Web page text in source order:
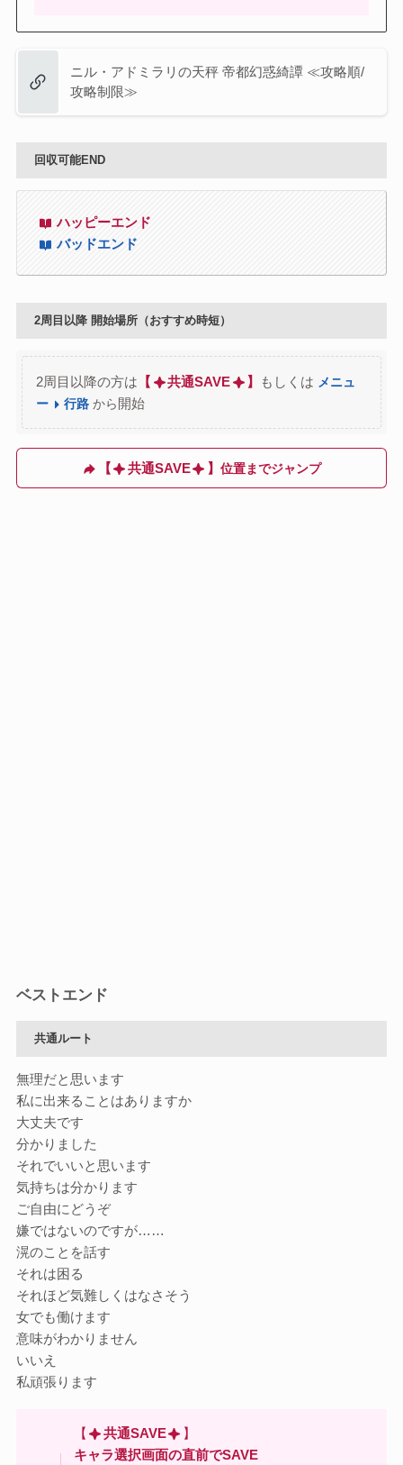
ニル・アドミラリの天秤 帝都幻惑綺譚 ≪攻略順/
攻略制限≫
回収可能END
ハッピーエンド
バッドエンド
2周目以降 開始場所（おすすめ時短）
2周目以降の方は 【 共通SAVE 】 もしくは メニュ
ー
行路 から 開始
【 共通SAVE 】 位置までジャンプ
ベストエンド
共通ルート
無理だと思います
私に出来ることはありますか
大丈夫です
分かりました
それでいいと思います
気持ちは分かります
ご自由にどうぞ
嫌ではないのですが……
滉のことを話す
それは困る
それほど気難しくはなさそう
女でも働けます
意味がわかりません
いいえ
私頑張ります
【 共通SAVE
】
キャラ選択画面の直前でSAVE